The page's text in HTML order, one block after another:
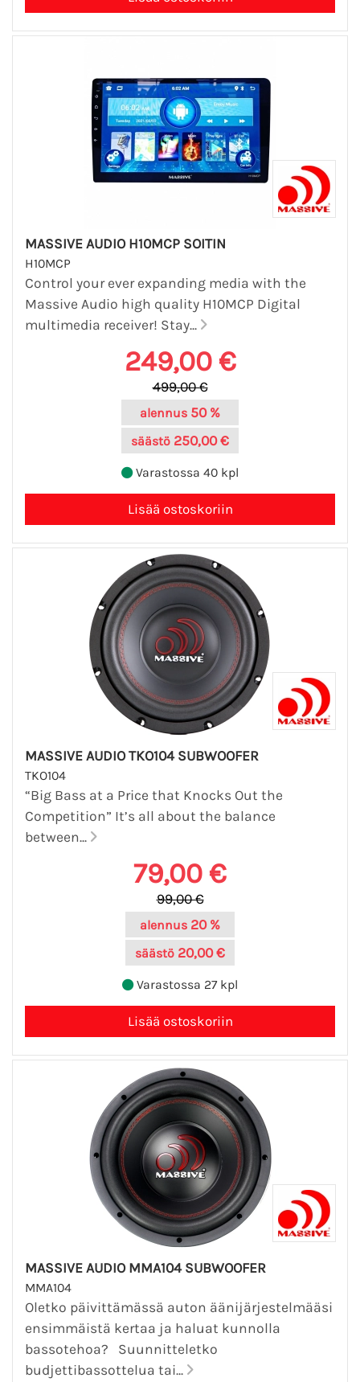
MASSIVE AUDIO H10MCP SOITIN
H10MCP
Control your ever expanding media with the
Massive Audio high quality H10MCP Digital
multimedia receiver! Stay...
249,00 €
499,00 €
alennus 50 %
säästö 250,00 €
Varastossa 40 kpl
MASSIVE AUDIO TKO104 SUBWOOFER
TKO104
“Big Bass at a Price that Knocks Out the
Competition” It’s all about the balance
between...
79,00 €
99,00 €
alennus 20 %
säästö 20,00 €
Varastossa 27 kpl
MASSIVE AUDIO MMA104 SUBWOOFER
MMA104
Oletko päivittämässä auton äänijärjestelmääsi
ensimmäistä kertaa ja haluat kunnolla
bassotehoa? Suunnitteletko
budjettibassottelua tai...